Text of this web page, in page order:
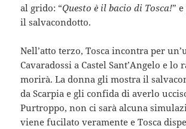
al grido: “Questo è il bacio di Tosca!”
il salvacondotto.
Nell’atto terzo, Tosca incontra per
Cavaradossi a Castel Sant’Angelo e lo
morirà. La donna gli mostra il
da Scarpia e gli confida di averlo
Purtroppo, non ci sarà alcuna
viene fucilato veramente e Tosca